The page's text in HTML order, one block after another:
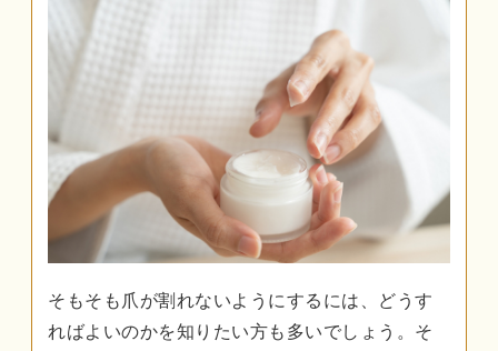
そもそも爪が割れないようにするには、どうす
ればよいのかを知りたい方も多いでしょう。そ